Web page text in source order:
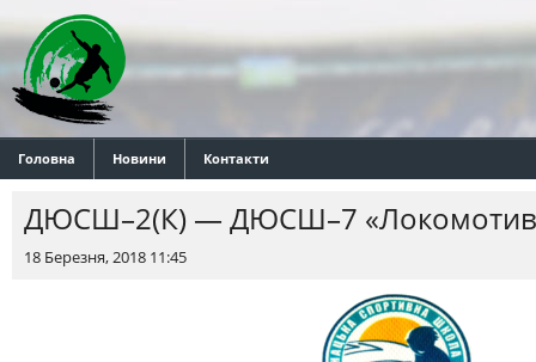
Головна Новини Контакти
ДЮСШ–2(К) — ДЮСШ–7
18 Березня, 2018 11:45